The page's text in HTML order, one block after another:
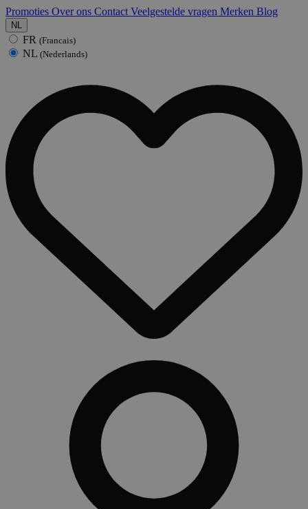
Promoties Over ons Contact Veelgestelde vragen Merken Blog
NL
FR (Francais)
NL (Nederlands)